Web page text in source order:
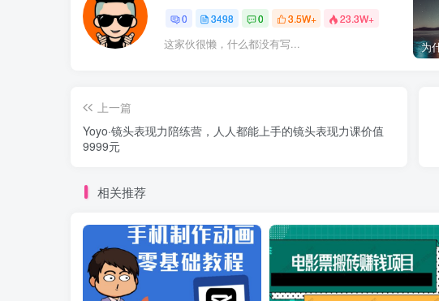
0 3498 0 3.5W+ 23.3W+
这家伙很懒，什么都没有写...
上一篇
Yoyo·镜头表现力陪练营，人人都能上手的镜头表现力课价值
9999元
相关推荐